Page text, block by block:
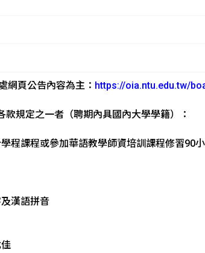
網頁公告內容為主： https://oia.ntu.edu.tw/
規定之一者（聘期內具國內大學學籍）：
程課程或參加華語教學師資培訓課程修習90
漢語拼音